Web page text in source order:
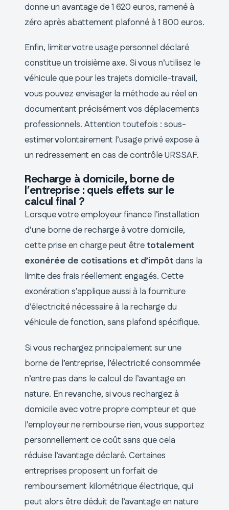
donne un avantage de 1 620 euros, ramené à
zéro après abattement plafonné à 1 800 euros.
Enfin, limiter votre usage personnel déclaré
constitue un troisième axe. Si vous n’utilisez le
véhicule que pour les trajets domicile-travail,
vous pouvez envisager la méthode au réel en
documentant précisément vos déplacements
professionnels. Attention toutefois : sous-
estimer volontairement l’usage privé expose à
un redressement en cas de contrôle URSSAF.
Recharge à domicile, borne de
l’entreprise : quels effets sur le
calcul final ?
Lorsque votre employeur finance l’installation
d’une borne de recharge à votre domicile,
cette prise en charge peut êtretotalement
exonérée de cotisations et d’impôtdans la
limite des frais réellement engagés. Cette
exonération s’applique aussi à la fourniture
d’électricité nécessaire à la recharge du
véhicule de fonction, sans plafond spécifique.
Si vous rechargez principalement sur une
borne de l’entreprise, l’électricité consommée
n’entre pas dans le calcul de l’avantage en
nature. En revanche, si vous rechargez à
domicile avec votre propre compteur et que
l’employeur ne rembourse rien, vous supportez
personnellement ce coût sans que cela
réduise l’avantage déclaré. Certaines
entreprises proposent un forfait de
remboursement kilométrique électrique, qui
peut alors être déduit de l’avantage en nature